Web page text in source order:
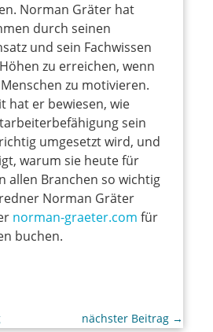
Norman Gräter hat
durch seinen
und sein Fachwissen
zu erreichen, wenn
zu motivieren.
hat er bewiesen, wie
sein
umgesetzt wird, und
warum sie heute für
allen Branchen so wichtig
Norman Gräter
norman-graeter.com für
buchen.
nächster Beitrag →